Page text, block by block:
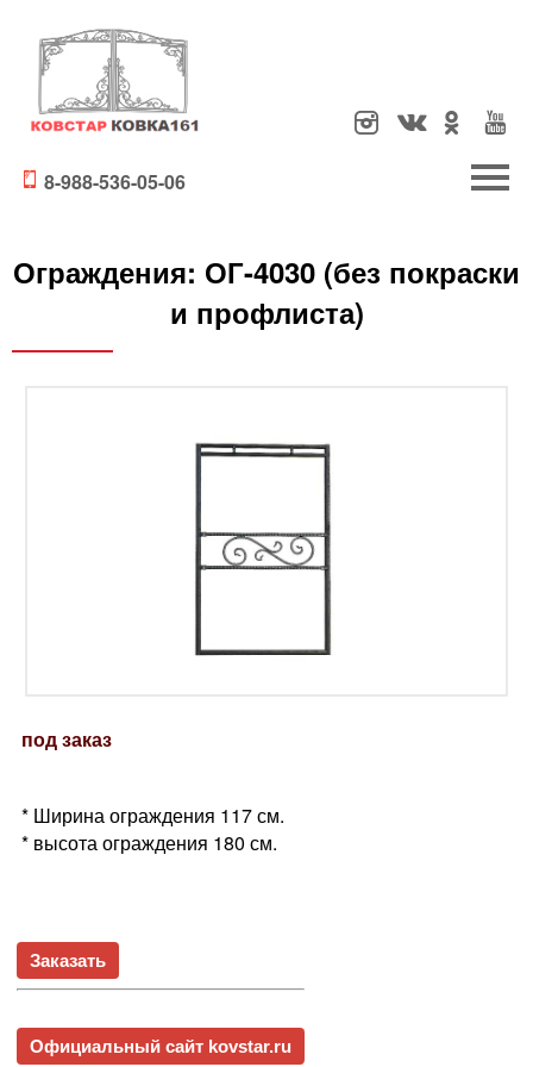
8-988-536-05-06
Ограждения: ОГ-4030 (без покраски
и профлиста)
под заказ
* Ширина ограждения 117 см.
* высота ограждения 180 см.
Заказать
Официальный сайт kovstar.ru